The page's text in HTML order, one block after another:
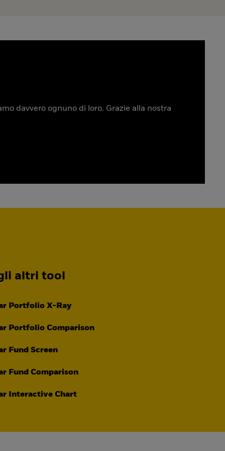
davvero ognuno di loro. Grazie alla nostra
altri tool
Portfolio X-Ray
Portfolio Comparison
Fund Screen
Fund Comparison
Interactive Chart